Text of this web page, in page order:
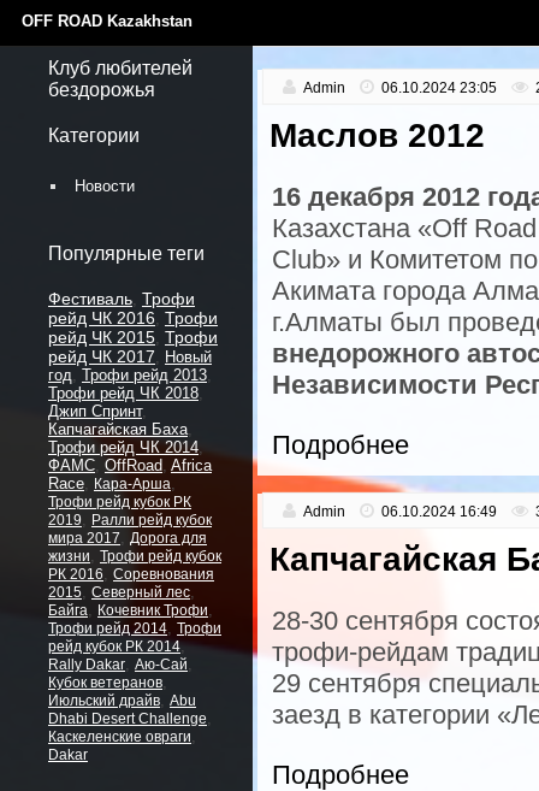
OFF ROAD Kazakhstan
Клуб любителей
бездорожья
Категории
Новости
Популярные теги
Фестиваль, Трофи
рейд ЧК 2016, Трофи
рейд ЧК 2015, Трофи
рейд ЧК 2017, Новый
год, Трофи рейд 2013,
Трофи рейд ЧК 2018,
Джип Спринт,
Капчагайская Баха,
Трофи рейд ЧК 2014,
ФАМС, OffRoad, Africa
Race, Кара-Арша,
Трофи рейд кубок РК
2019, Ралли рейд кубок
мира 2017, Дорога для
жизни, Трофи рейд кубок
РК 2016, Соревнования
2015, Северный лес,
Байга, Кочевник Трофи,
Трофи рейд 2014, Трофи
рейд кубок РК 2014,
Rally Dakar, Аю-Сай,
Кубок ветеранов,
Июльский драйв, Abu
Dhabi Desert Challenge,
Каскеленские овраги,
Dakar
Admin 06.10.2024 23:05
Маслов 2012
16 декабря 2012
Казахстана «Off
Club» и Комитетом
Акимата города
г.Алматы был
внедорожного
Независимости
Подробнее
Admin 06.10.2024 16:49
Капчагайская
28-30 сентября
трофи-рейдам
29 сентября
заезд в категории
Подробнее